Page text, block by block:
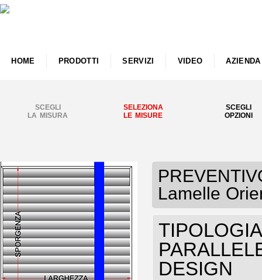
HOME PRODOTTI SERVIZI VIDEO AZIENDA
SCEGLI
LA MISURA
SELEZIONA
LE MISURE
SCEGLI
OPZIONI
Lamelle
DESIGN